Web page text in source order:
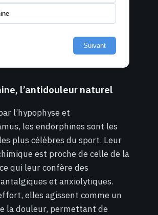
Suivant
l’antidouleur naturel
l’hypophyse et
les endorphines sont les
plus célèbres du sport. Leur
est proche de celle de la
qui leur confère des
et anxiolytiques.
elles agissent comme un
la douleur, permettant de